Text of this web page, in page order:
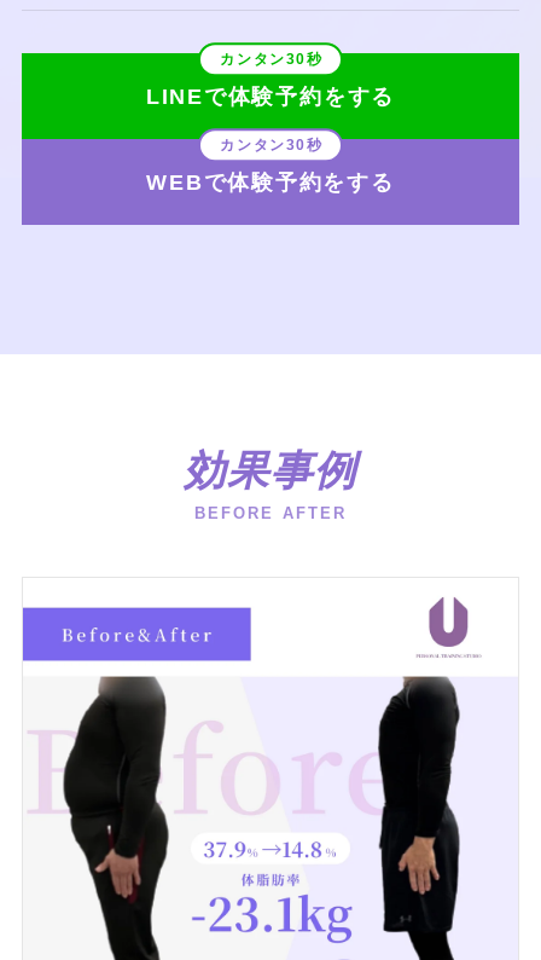
LINEで体験予約をする
WEBで体験予約をする
効果事例
BEFORE AFTER